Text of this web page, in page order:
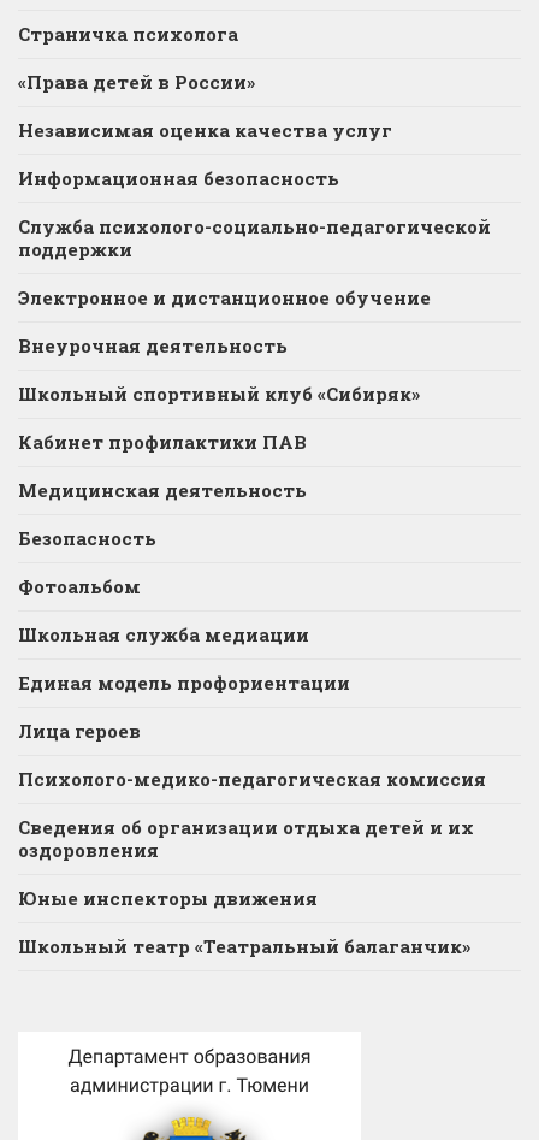
Страничка психолога
«Права детей в России»
Независимая оценка качества услуг
Информационная безопасность
Служба психолого-социально-педагогической
поддержки
Электронное и дистанционное обучение
Внеурочная деятельность
Школьный спортивный клуб «Сибиряк»
Кабинет профилактики ПАВ
Медицинская деятельность
Безопасность
Фотоальбом
Школьная служба медиации
Единая модель профориентации
Лица героев
Психолого-медико-педагогическая комиссия
Сведения об организации отдыха детей и их
оздоровления
Юные инспекторы движения
Школьный театр «Театральный балаганчик»